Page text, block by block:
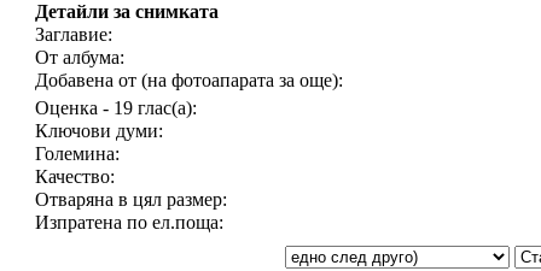
Детайли за снимката
Заглавие:
От албума:
Добавена от (на фотоапарата за още):
Оценка - 19 глас(а):
Ключови думи:
Големина:
Качество:
Отваряна в цял размер:
Изпратена по ел.поща: